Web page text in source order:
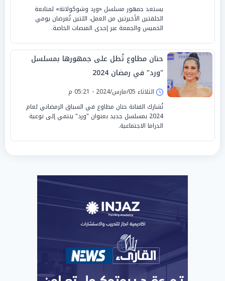
يستعد جمهور مسلسل «ورد وشوكولاتة» لمتابعة
الحلقتين الأخيرتين من العمل، اللتين تُعرضان يومي
الخميس والجمعة عبر إحدى المنصات الخاصة.
حنان مطاوع تُطل على جمهورها بمسلسل
"ورد" في رمضان 2024
الثلاثاء 05/مارس/2024 - 05:21 م
تُشارك الفنانة حنان مطاوع في السباق الرمضاني لعام
2024 بمسلسل جديد بعنوان "ورد" ينتمي إلى نوعية
الدراما الاجتماعية.